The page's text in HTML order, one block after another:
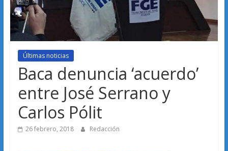
Últimas noticias
Baca denuncia ‘acuerdo’
entre José Serrano y
Carlos Pólit
26 febrero, 2018 Redacción